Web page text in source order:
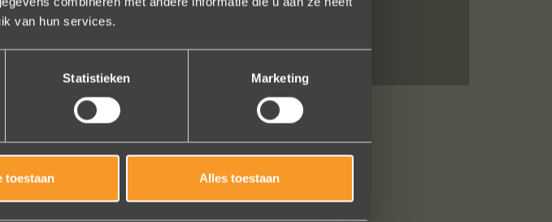
van hun services.
Statistieken Marketing
toestaan Alles toestaan
reviews